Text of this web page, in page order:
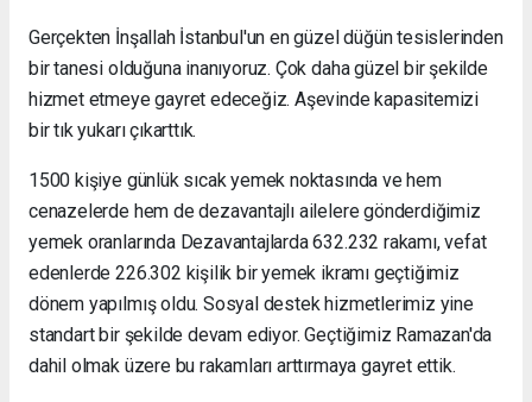
Gerçekten İnşallah İstanbul'un en güzel düğün tesislerinden
bir tanesi olduğuna inanıyoruz. Çok daha güzel bir şekilde
hizmet etmeye gayret edeceğiz. Aşevinde kapasitemizi
bir tık yukarı çıkarttık.
1500 kişiye günlük sıcak yemek noktasında ve hem
cenazelerde hem de dezavantajlı ailelere gönderdiğimiz
yemek oranlarında Dezavantajlarda 632.232 rakamı, vefat
edenlerde 226.302 kişilik bir yemek ikramı geçtiğimiz
dönem yapılmış oldu. Sosyal destek hizmetlerimiz yine
standart bir şekilde devam ediyor. Geçtiğimiz Ramazan'da
dahil olmak üzere bu rakamları arttırmaya gayret ettik.